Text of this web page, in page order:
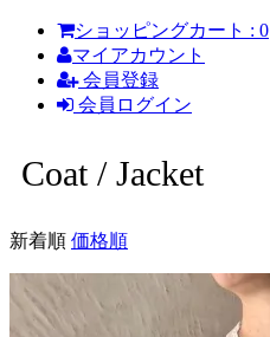
ショッピングカート : 0
マイアカウント
会員登録
会員ログイン
Coat / Jacket
新着順 価格順